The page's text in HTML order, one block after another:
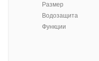
Размер
Водозащита
Функции